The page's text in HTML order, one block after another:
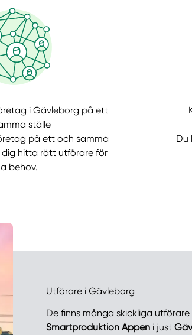
i Gävleborg på ett
ställe
på ett och samma
hitta rätt utförare för
behov.
Du
Utförare i Gävleborg
De finns många skickliga
Smartproduktion Appen i just